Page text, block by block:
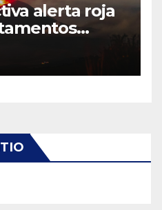
alerta roja
de Fuego